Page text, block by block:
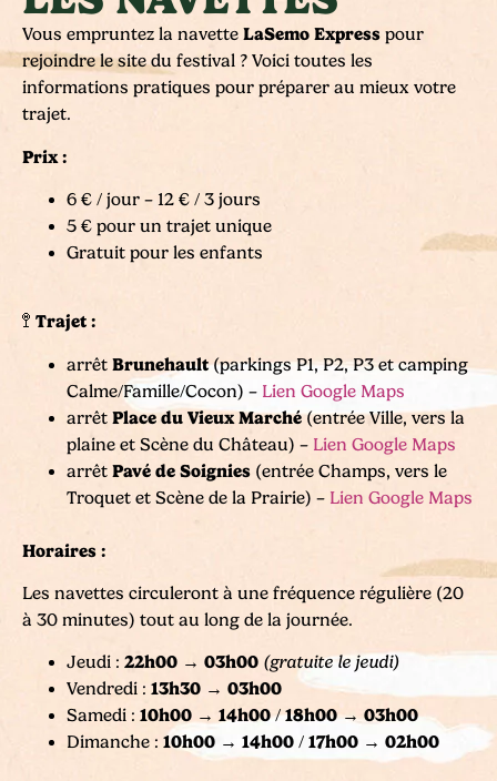
Vous empruntez la navette LaSemo Express pour
rejoindre le site du festival ? Voici toutes les
informations pratiques pour préparer au mieux votre
trajet.
Prix :
6 € / jour – 12 € / 3 jours
5 € pour un trajet unique
Gratuit pour les enfants
🚏 Trajet :
arrêt Brunehault(parkings P1, P2, P3 et camping
Calme/Famille/Cocon) – Lien Google Maps
arrêt Place du Vieux Marché(entrée Ville, vers la
plaine et Scène du Château) – Lien Google Maps
arrêt Pavé de Soignies (entrée Champs, vers le
Troquet et Scène de la Prairie) – Lien Google Maps
Horaires :
Les navettes circuleront à une fréquence régulière (20
à 30 minutes) tout au long de la journée.
Jeudi : 22h00 → 03h00 (gratuite le jeudi)
Vendredi : 13h30 → 03h00
Samedi : 10h00 → 14h00/18h00 → 03h00
Dimanche : 10h00 → 14h00 / 17h00 → 02h00